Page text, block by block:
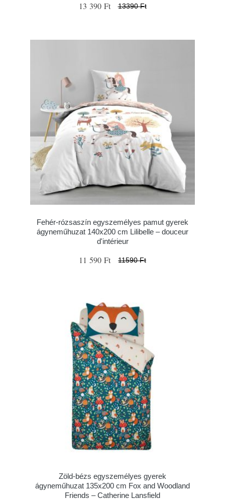
13 390 Ft 13390 Ft
Fehér-rózsaszín egyszemélyes pamut gyerek
ágyneműhuzat 140x200 cm Lilibelle – douceur
d'intérieur
11 590 Ft 11590 Ft
Zöld-bézs egyszemélyes gyerek
ágyneműhuzat 135x200 cm Fox and Woodland
Friends – Catherine Lansfield